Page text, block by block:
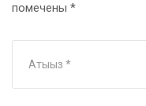
помечены *